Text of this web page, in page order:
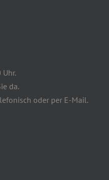
da.
oder per E-Mail.